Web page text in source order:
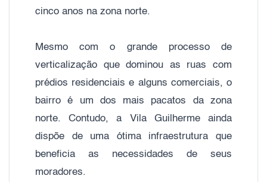
cinco anos na zona norte.
Mesmo com o grande processo de
verticalização que dominou as ruas com
prédios residenciais e alguns comerciais, o
bairro é um dos mais pacatos da zona
norte. Contudo, a Vila Guilherme ainda
dispõe de uma ótima infraestrutura que
beneficia as necessidades de seus
moradores.